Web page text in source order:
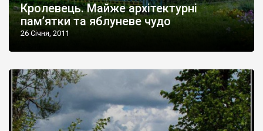
Кролевець. Майже архітектурні
пам’ятки та яблуневе чудо
26 Січня, 2011